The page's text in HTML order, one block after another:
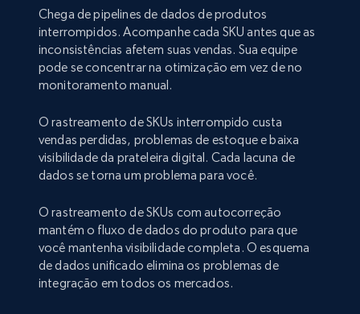
Chega de pipelines de dados de produtos
interrompidos. Acompanhe cada SKU antes que as
inconsistências afetem suas vendas. Sua equipe
pode se concentrar na otimização em vez de no
monitoramento manual.
O rastreamento de SKUs interrompido custa
vendas perdidas, problemas de estoque e baixa
visibilidade da prateleira digital. Cada lacuna de
dados se torna um problema para você.
O rastreamento de SKUs com autocorreção
mantém o fluxo de dados do produto para que
você mantenha visibilidade completa. O esquema
de dados unificado elimina os problemas de
integração em todos os mercados.